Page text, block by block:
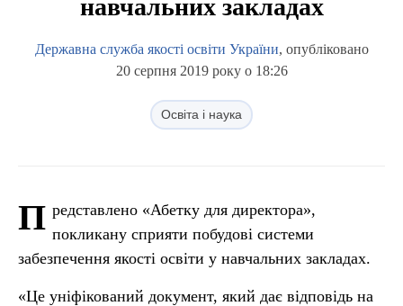
навчальних закладах
Державна служба якості освіти України, опубліковано
20 серпня 2019 року о 18:26
Освіта і наука
П редставлено «Абетку для директора»,
покликану сприяти побудові системи
забезпечення якості освіти у навчальних закладах.
«Це уніфікований документ, який дає відповідь на